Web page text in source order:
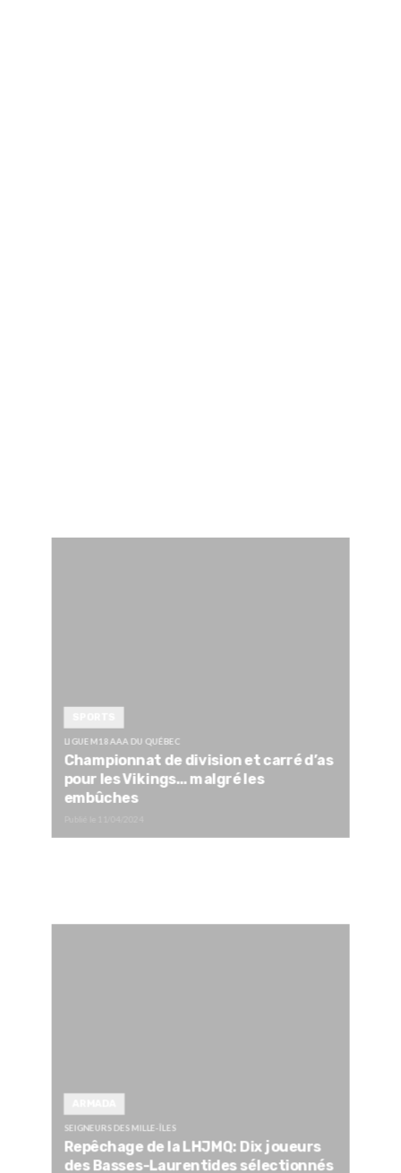
LIGUE M18 AAA DU QUÉBEC
Championnat de division et carré d’as
pour les Vikings… malgré les
embûches
SEIGNEURS DES MILLE-ÎLES
Repêchage de la LHJMQ: Dix joueurs
des Basses-Laurentides sélectionnés